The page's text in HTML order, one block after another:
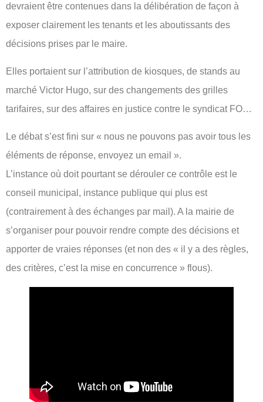
devraient être contenues dans la délibération de façon à
exposer clairement les tenants et les aboutissants des
décisions prises par le maire.
Elles portaient sur l’attribution de kiosques, de stands au
marché Victor Hugo, sur des changements des grilles
tarifaires, sur des affaires en justice contre le syndicat FO…
Le débat s’est fini sur « nous ne pouvons pas avoir tous les
éléments de réponse, envoyez un email ».
L’instance où doit pourtant se dérouler ce contrôle est le
conseil municipal, instance publique qui plus est
(contrairement à des échanges par mail). A la mairie de
s’organiser pour pouvoir rendre compte des décisions et
apporter de vraies réponses (et non des « il y a des règles,
des critères, c’est la mise en concurrence » flous).